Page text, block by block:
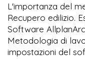
L'importanza del
Recupero edilizio.
Software
Metodologia di
impostazioni del